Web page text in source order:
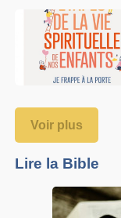
Voir plus
Lire la Bible